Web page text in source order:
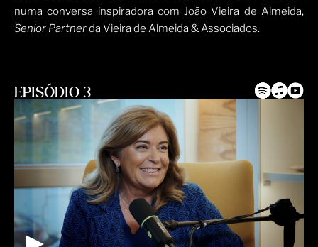
numa conversa inspiradora com João Vieira de Almeida,
Senior Partnerda Vieira de Almeida & Associados.
EPISÓDIO 3